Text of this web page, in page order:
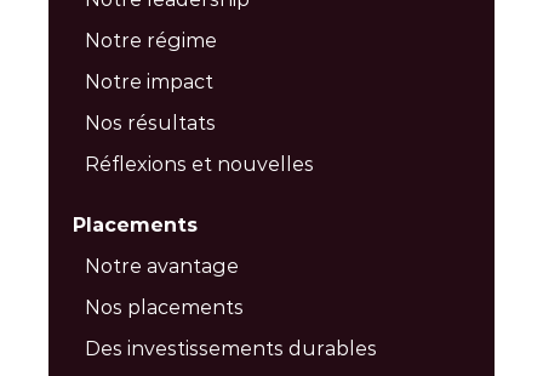
Notre régime
Notre impact
Nos résultats
Réflexions et nouvelles
Placements
Notre avantage
Nos placements
Des investissements durables